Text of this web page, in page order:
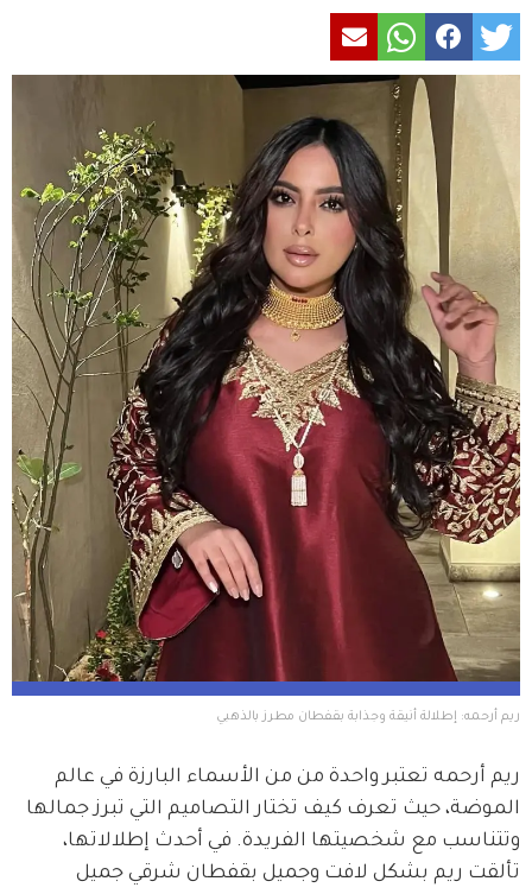
ريم أرحمه: إطلالة أنيقة وجذابة بقفطان مطرز بالذهبي
ريم أرحمه تعتبر واحدة من من الأسماء البارزة في عالم
الموضة، حيث تعرف كيف تختار التصاميم التي تبرز جمالها
وتتناسب مع شخصيتها الفريدة. في أحدث إطلالاتها،
تألقت ريم بشكل لافت وجميل بقفطان شرقي جميل